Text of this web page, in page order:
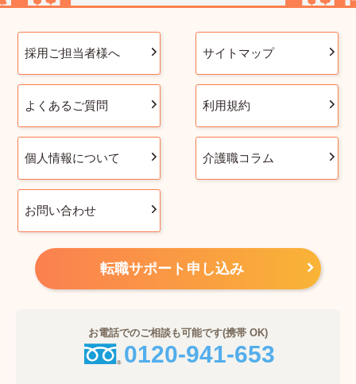
採用ご担当者様へ サイトマップ
よくあるご質問 利用規約
個人情報について 介護職コラム
お問い合わせ
転職サポート申し込み
お電話でのご相談も可能です(携帯 OK)
0120-941-653